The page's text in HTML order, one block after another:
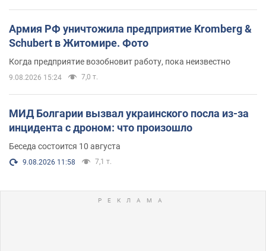
Армия РФ уничтожила предприятие Kromberg &
Schubert в Житомире. Фото
Когда предприятие возобновит работу, пока неизвестно
9.08.2026 15:24 7,0 т.
МИД Болгарии вызвал украинского посла из-за
инцидента с дроном: что произошло
Беседа состоится 10 августа
9.08.2026 11:58 7,1 т.